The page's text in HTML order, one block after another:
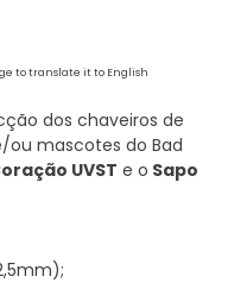
to translate it to English
dos chaveiros de
ou mascotes do Bad
UVST e o Sapo